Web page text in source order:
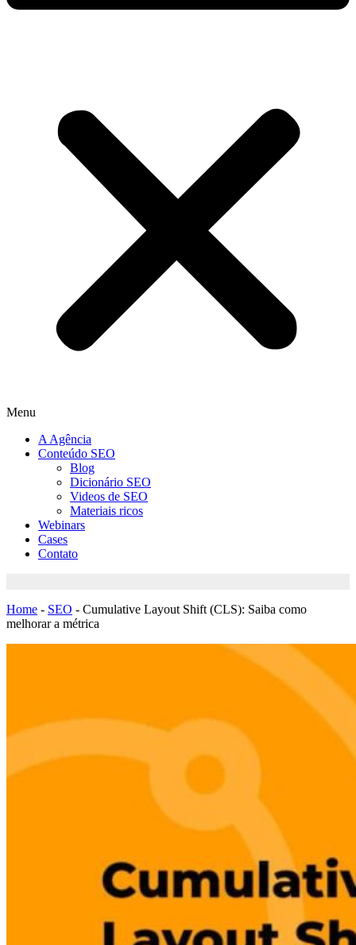
Menu
A Agência
Conteúdo SEO
Blog
Dicionário SEO
Videos de SEO
Materiais ricos
Webinars
Cases
Contato
Home - SEO - Cumulative Layout Shift (CLS): Saiba como
melhorar a métrica